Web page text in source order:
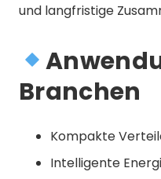
und langfristige
Branchen
Kompakte
Intelligente